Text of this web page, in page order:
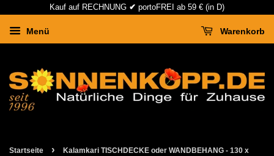
Kauf auf RECHNUNG ✔ portoFREI ab 59 € (in D)
Menü Warenkorb
Startseite ›
Kalamkari TISCHDECKE oder WANDBEHANG - 130 x